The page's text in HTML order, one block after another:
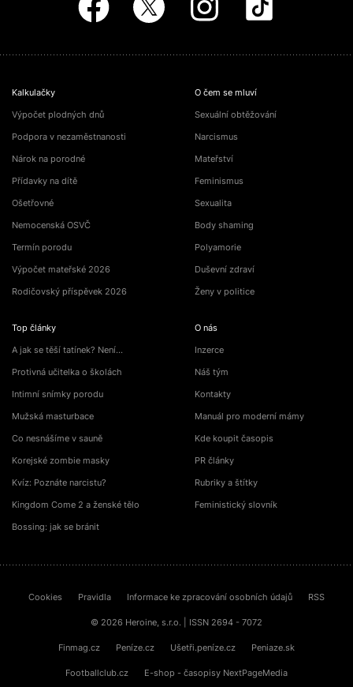
Kalkulačky
Výpočet plodných dnů
Podpora v nezaměstnanosti
Nárok na porodné
Přídavky na dítě
Ošetřovné
Nemocenská OSVČ
Termín porodu
Výpočet mateřské 2026
Rodičovský příspěvek 2026
Top články
A jak se těší tatínek? Není…
Protivná učitelka o školách
Intimní snímky porodu
Mužská masturbace
Co nesnášíme v sauně
Korejské zombie masky
Kvíz: Poznáte narcistu?
Kingdom Come 2 a ženské tělo
Bossing: jak se bránit
O čem se mluví
Sexuální obtěžování
Narcismus
Mateřství
Feminismus
Sexualita
Body shaming
Polyamorie
Duševní zdraví
Ženy v politice
O nás
Inzerce
Náš tým
Kontakty
Manuál pro moderní mámy
Kde koupit časopis
PR články
Rubriky a štítky
Feministický slovník
Cookies Pravidla Informace ke zpracování osobních údajů RSS
© 2026 Heroine, s.r.o. | ISSN 2694 - 7072
Finmag.cz Peníze.cz Ušetři.peníze.cz Peniaze.sk
Footballclub.cz E-shop - časopisy NextPageMedia